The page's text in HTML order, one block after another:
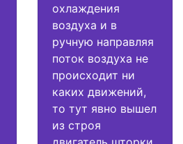
охлаждения
воздуха и в
ручную направляя
поток воздуха не
происходит ни
каких движений,
то тут явно вышел
из строя